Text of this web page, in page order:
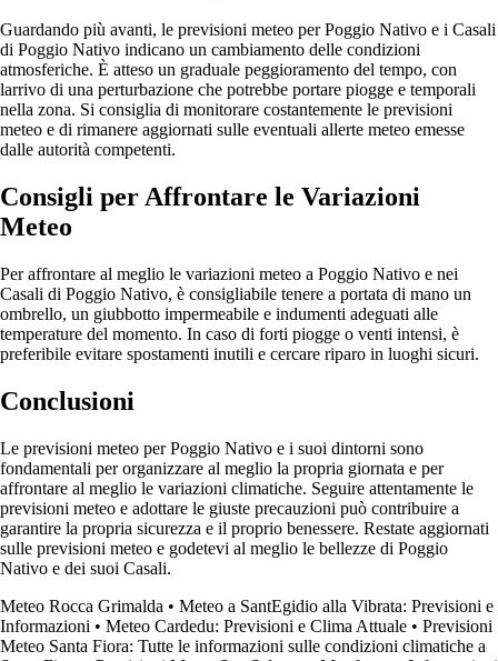
Guardando più avanti, le previsioni meteo per Poggio Nativo e i Casali
di Poggio Nativo indicano un cambiamento delle condizioni
atmosferiche. È atteso un graduale peggioramento del tempo, con
larrivo di una perturbazione che potrebbe portare piogge e temporali
nella zona. Si consiglia di monitorare costantemente le previsioni
meteo e di rimanere aggiornati sulle eventuali allerte meteo emesse
dalle autorità competenti.
Consigli per Affrontare le Variazioni
Meteo
Per affrontare al meglio le variazioni meteo a Poggio Nativo e nei
Casali di Poggio Nativo, è consigliabile tenere a portata di mano un
ombrello, un giubbotto impermeabile e indumenti adeguati alle
temperature del momento. In caso di forti piogge o venti intensi, è
preferibile evitare spostamenti inutili e cercare riparo in luoghi sicuri.
Conclusioni
Le previsioni meteo per Poggio Nativo e i suoi dintorni sono
fondamentali per organizzare al meglio la propria giornata e per
affrontare al meglio le variazioni climatiche. Seguire attentamente le
previsioni meteo e adottare le giuste precauzioni può contribuire a
garantire la propria sicurezza e il proprio benessere. Restate aggiornati
sulle previsioni meteo e godetevi al meglio le bellezze di Poggio
Nativo e dei suoi Casali.
Meteo Rocca Grimalda • Meteo a SantEgidio alla Vibrata: Previsioni e
Informazioni • Meteo Cardedu: Previsioni e Clima Attuale • Previsioni
Meteo Santa Fiora: Tutte le informazioni sulle condizioni climatiche a